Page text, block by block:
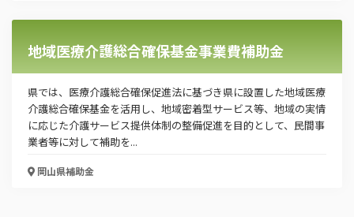
地域医療介護総合確保基金事業費補助金
県では、医療介護総合確保促進法に基づき県に設置した地域医療
介護総合確保基金を活用し、地域密着型サービス等、地域の実情
に応じた介護サービス提供体制の整備促進を目的として、民間事
業者等に対して補助を...
岡山県補助金